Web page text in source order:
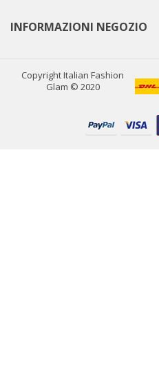
INFORMAZIONI NEGOZIO
Copyright Italian Fashion
Glam © 2020